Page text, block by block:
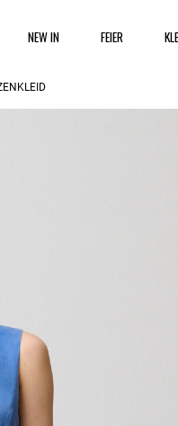
NEW IN FEIER